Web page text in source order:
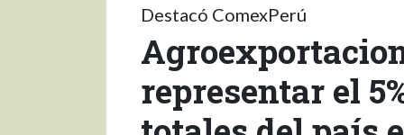
Destacó ComexPerú
representar el